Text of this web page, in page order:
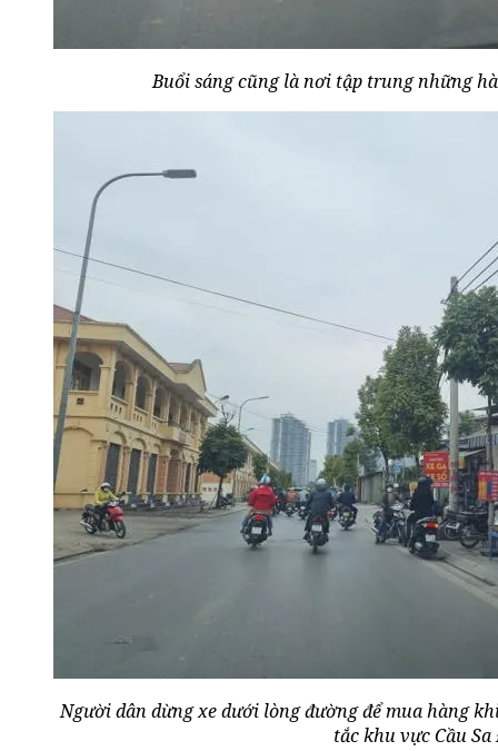
Buổi sáng cũng là nơi tập trung những
Người dân dừng xe dưới lòng đường để mua hàng
tắc khu vực Cầu